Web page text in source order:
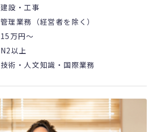
建設・工事
管理業務（経営者を除く）
15万円〜
N2以上
技術・人文知識・国際業務